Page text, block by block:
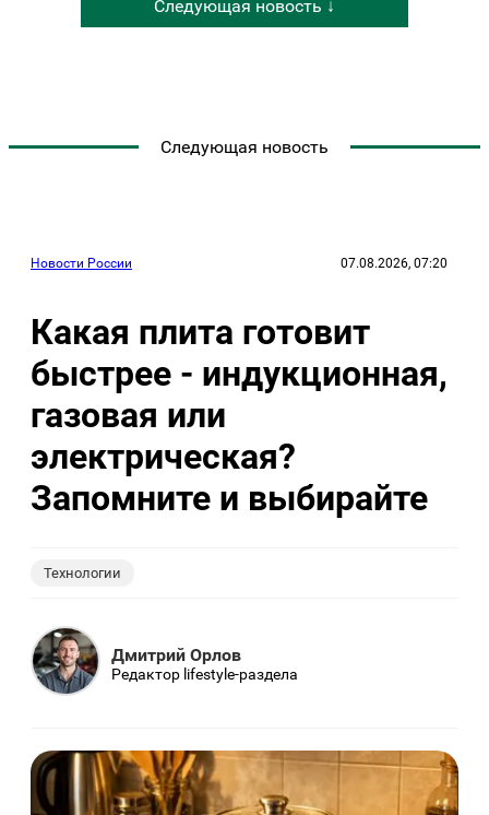
Следующая новость ↓
Следующая новость
Новости России 07.08.2026, 07:20
Какая плита готовит
быстрее - индукционная,
газовая или
электрическая?
Запомните и выбирайте
Технологии
Дмитрий Орлов
Редактор lifestyle-раздела